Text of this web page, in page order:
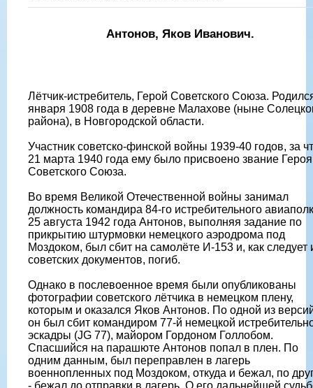
Антонов, Яков Иванович.
Лётчик-истребитель, Герой Советского Союза.
января 1908 года в деревне Малахове (ныне
района), в Новгородской области.
Участник советско-финской войны 1939-40 годов, за
21 марта 1940 года ему было присвоено звание Героя
Советского Союза.
Во время Великой Отечественной войны занимал
должность командира 84-го истребительного
25 августа 1942 года Антонов, выполняя задание по
прикрытию штурмовки немецкого аэродрома под
Моздоком, был сбит на самолёте И-153 и, как следует
советских документов, погиб.
Однако в послевоенное время были опубликованы
фотографии советского лётчика в немецком плену,
которым и оказался Яков Антонов. По одной из
он был сбит командиром 77-й немецкой
эскадры (JG 77), майором Гордоном Голлобом.
Спасшийся на парашюте Антонов попал в плен. По
одним данным, был переправлен в лагерь
военнопленных под Моздоком, откуда и бежал, по
- бежал до отправки в лагерь. О его дальнейшей